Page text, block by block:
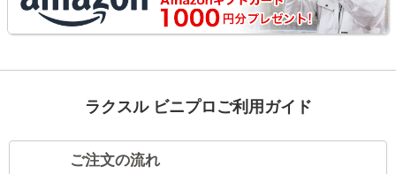
ラクスル ビニプロご利用ガイド
ご注文の流れ